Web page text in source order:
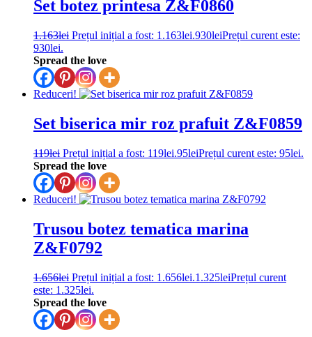
Set botez printesa Z&F0860
1.163lei Prețul inițial a fost: 1.163lei.930leiPrețul curent este:
930lei.
Spread the love
Reduceri!
Set biserica mir roz prafuit Z&F0859
119lei Prețul inițial a fost: 119lei.95leiPrețul curent este: 95lei.
Spread the love
Reduceri!
Trusou botez tematica marina
Z&F0792
1.656lei Prețul inițial a fost: 1.656lei.1.325leiPrețul curent
este: 1.325lei.
Spread the love